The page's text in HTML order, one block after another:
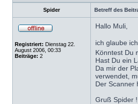
Spider Betreff des
Registriert: Dienstag 22.
August 2006, 00:33
Beiträge: 2
Hallo Muli,
ich glaube
Könntest Du
Hast Du ein
Da mir der
verwendet,
Der Scanner
Gruß Spider !